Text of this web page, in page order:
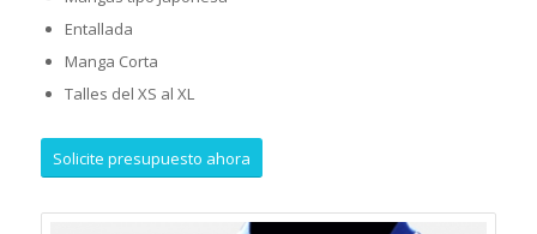
Entallada
Manga Corta
Talles del XS al XL
Solicite presupuesto ahora